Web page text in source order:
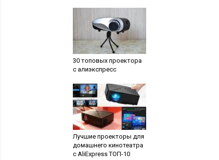
30 топовых проектора
с алиэкспресс
Лучшие проекторы для
домашнего кинотеатра
с AliExpress ТОП-10